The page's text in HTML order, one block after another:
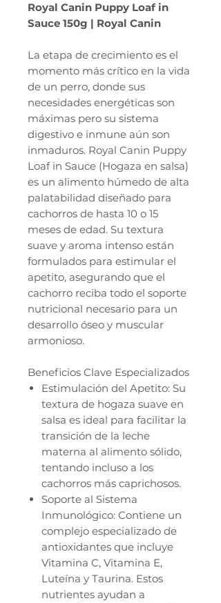
Royal Canin Puppy Loaf in
Sauce 150g | Royal Canin
La etapa de crecimiento es el
momento más crítico en la vida
de un perro, donde sus
necesidades energéticas son
máximas pero su sistema
digestivo e inmune aún son
inmaduros. Royal Canin Puppy
Loaf in Sauce (Hogaza en salsa)
es un alimento húmedo de alta
palatabilidad diseñado para
cachorros de hasta 10 o 15
meses de edad. Su textura
suave y aroma intenso están
formulados para estimular el
apetito, asegurando que el
cachorro reciba todo el soporte
nutricional necesario para un
desarrollo óseo y muscular
armonioso.
Beneficios Clave Especializados
Estimulación del Apetito: Su
textura de hogaza suave en
salsa es ideal para facilitar la
transición de la leche
materna al alimento sólido,
tentando incluso a los
cachorros más caprichosos.
Soporte al Sistema
Inmunológico: Contiene un
complejo especializado de
antioxidantes que incluye
Vitamina C, Vitamina E,
Luteína y Taurina. Estos
nutrientes ayudan a